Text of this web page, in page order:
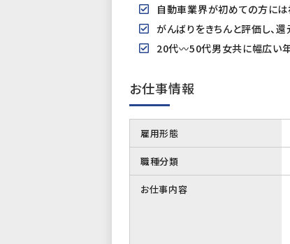
自動車業界が初めての方に
がんばりをきちんと評価し、
20代〰50代男女共に幅広い
お仕事情報
雇用形態
職種分類
お仕事内容